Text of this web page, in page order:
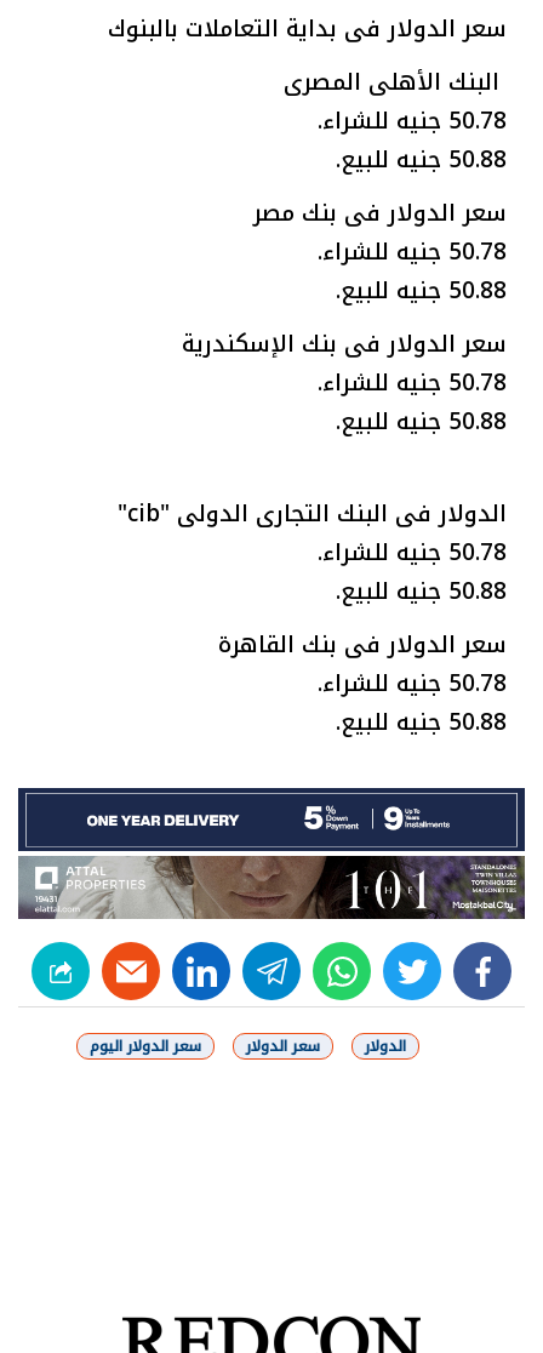
سعر الدولار فى بداية التعاملات بالبنوك
البنك الأهلى المصرى
50.78 جنيه للشراء.
50.88 جنيه للبيع.
سعر الدولار فى بنك مصر
50.78 جنيه للشراء.
50.88 جنيه للبيع.
سعر الدولار فى بنك الإسكندرية
50.78 جنيه للشراء.
50.88 جنيه للبيع.
الدولار فى البنك التجارى الدولى "cib"
50.78 جنيه للشراء.
50.88 جنيه للبيع.
سعر الدولار فى بنك القاهرة
50.78 جنيه للشراء.
50.88 جنيه للبيع.
facebook
twitter
whats
telegram
linkedin
الدولار سعر الدولار سعر الدولار اليوم